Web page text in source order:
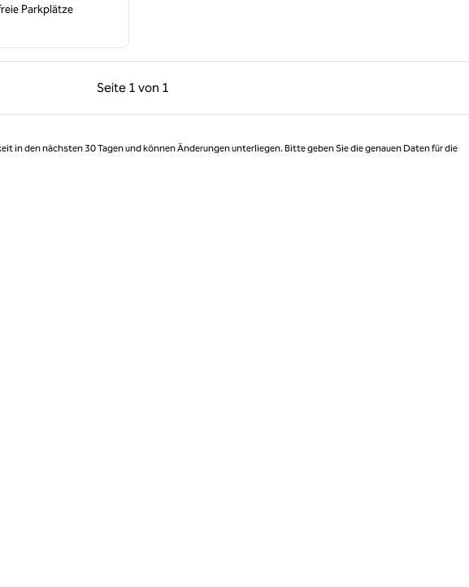
Parkplätze
Seite 1 von 1
Vorherige Seite, 1 von 1
Seite 1 von 1
in den nächsten 30 Tagen und können Änderungen unterliegen. Bitte geben Sie die genauen Daten für die